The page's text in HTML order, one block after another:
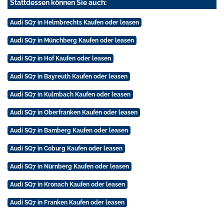
Stattdessen können Sie auch:
Audi SQ7 in Helmbrechts Kaufen oder leasen
Audi SQ7 in Münchberg Kaufen oder leasen
Audi SQ7 in Hof Kaufen oder leasen
Audi SQ7 in Bayreuth Kaufen oder leasen
Audi SQ7 in Kulmbach Kaufen oder leasen
Audi SQ7 in Oberfranken Kaufen oder leasen
Audi SQ7 in Bamberg Kaufen oder leasen
Audi SQ7 in Coburg Kaufen oder leasen
Audi SQ7 in Nürnberg Kaufen oder leasen
Audi SQ7 in Kronach Kaufen oder leasen
Audi SQ7 in Franken Kaufen oder leasen